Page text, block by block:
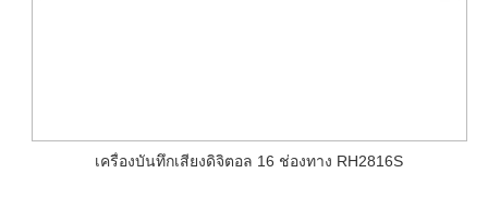
เครื่องบันทึกเสียงดิจิตอล 16 ช่องทาง RH2816S